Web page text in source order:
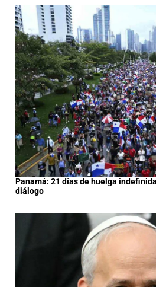
Panamá: 21 días de huelga
diálogo